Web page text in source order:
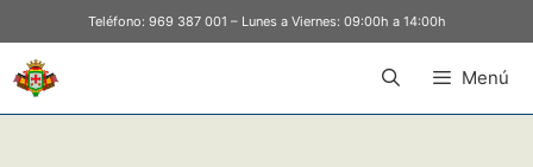
Teléfono: 969 387 001 – Lunes a Viernes: 09:00h a 14:00h
Menú